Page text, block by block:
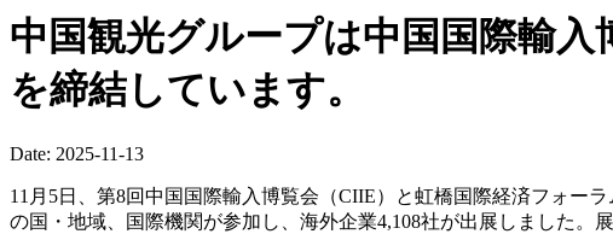
中国観光グループは中国国際輸
を締結しています。
Date: 2025-11-13
11月5日、第8回中国国際輸入博覧会（CIIE）と虹橋国際経済フォー
の国・地域、国際機関が参加し、海外企業4,108社が出展しました。